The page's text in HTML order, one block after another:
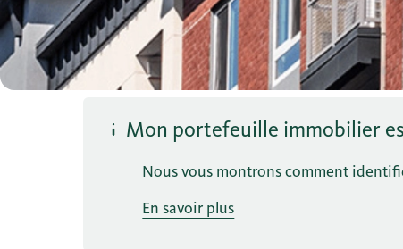
Mon portefeuille immobilier
Nous vous montrons comment
En savoir plus